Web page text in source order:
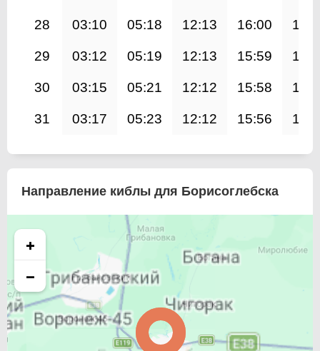
28 03:10 05:18 12:13 16:00
29 03:12 05:19 12:13 15:59
30 03:15 05:21 12:12 15:58
31 03:17 05:23 12:12 15:56
Направление киблы для Борисоглебска
+
−